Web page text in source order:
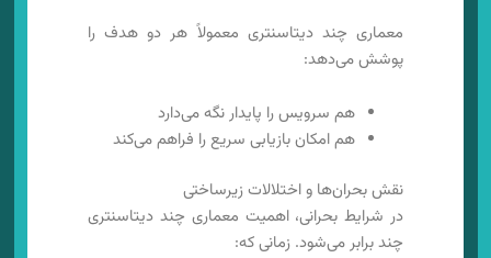
معماری چند دیتاسنتری معمولاً هر دو هدف را
پوشش می‌دهد:
هم سرویس را پایدار نگه می‌دارد
هم امکان بازیابی سریع را فراهم می‌کند
نقش بحران‌ها و اختلالات زیرساختی
در شرایط بحرانی، اهمیت معماری چند دیتاسنتری
چند برابر می‌شود. زمانی که: